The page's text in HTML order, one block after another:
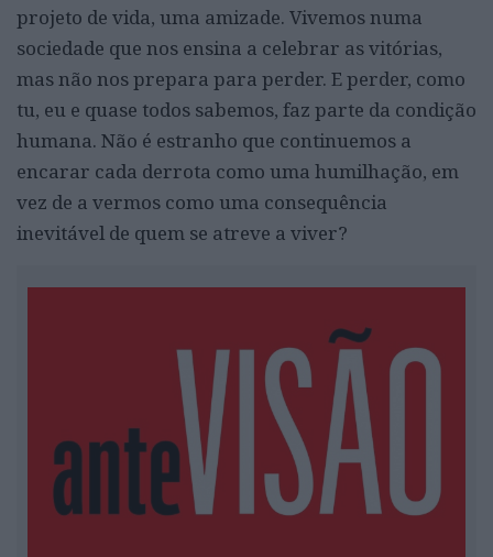
projeto de vida, uma amizade. Vivemos numa
sociedade que nos ensina a celebrar as vitórias,
mas não nos prepara para perder. E perder, como
tu, eu e quase todos sabemos, faz parte da condição
humana. Não é estranho que continuemos a
encarar cada derrota como uma humilhação, em
vez de a vermos como uma consequência
inevitável de quem se atreve a viver?